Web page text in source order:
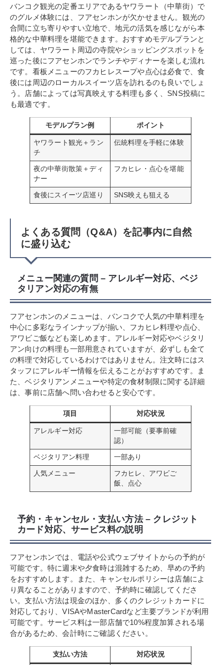
バンコク観光の定番エリアであるヤワラート（中華街）で
のグルメ体験には、フアセンホンが欠かせません。観光の
合間に立ち寄りやすい立地で、地元の活気を感じながら本
格的な中華料理を堪能できます。おすすめモデルプランと
しては、ヤワラート周辺の寺院やショッピングスポットを
巡った後にフアセンホンでランチやディナーを楽しむ流れ
です。看板メニューのフカヒレスープや点心は必食で、食
後には周辺のローカルスイーツ店を訪れるのも良いでしょ
う。店舗によっては写真映えする料理も多く、SNS投稿に
も最適です。
モデルプラン例 ポイント
ヤワラート観光＋ラン
チ
伝統料理を手軽に体験
夜の中華街散策＋ディ
ナー
フカヒレ・点心を堪能
食後にスイーツ店巡り SNS映えも狙える
よくある質問（Q&A）を記事内に自然
に盛り込む
メニュー関連の質問 – アレルギー対応、ベジ
タリアン対応の有無
フアセンホンのメニューは、バンコクで人気の中華料理を
中心に多彩なラインナップが揃い、フカヒレ料理や点心、
アワビご飯なども楽しめます。アレルギー対応やベジタリ
アン向けの料理も一部用意されていますが、必ずしも全て
の料理で対応しているわけではありません。注文時にはス
タッフにアレルギー情報を伝えることがおすすめです。ま
た、ベジタリアンメニューや特定の食材制限に関する詳細
は、事前に店舗へ問い合わせると安心です。
項目 対応状況
アレルギー対応
一部可能（要事前確
認）
ベジタリアン料理 一部あり
人気メニュー
フカヒレ、アワビご
飯、点心
予約・キャンセル・支払い方法 – クレジット
カード対応、サービス料の説明
フアセンホンでは、電話や公式ウェブサイトからの予約が
可能です。特に週末や夕食時は混雑するため、早めの予約
をおすすめします。また、キャンセルポリシーは店舗によ
り異なることがありますので、予約時に確認してくださ
い。支払い方法は現金のほか、多くのクレジットカードに
対応しており、VISAやMasterCardなど主要ブランドが利用
可能です。サービス料は一部店舗で10%程度加算される場
合があるため、会計時にご確認ください。
支払い方法 対応状況